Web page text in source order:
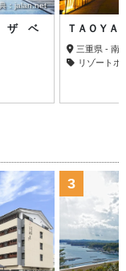
：jalan.net
ザ ベ
ＴＡＯＹ
三重県 - 南
リゾートホ
3